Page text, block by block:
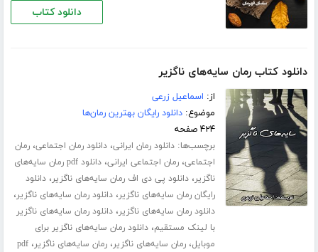
دانلود کتاب
دانلود کتاب رمان سایه‌های ناگزیر
از: اسماعیل زرعی
موضوع:دانلود رایگان بهترین رمان‌ها
۴۲۴ صفحه
برچسب‌ها:دانلود رمان ایرانی،دانلود رمان اجتماعی،رمان
اجتماعی،رمان اجتماعی ایرانی،
دانلود pdf رمان سایه‌های
ناگزیر،دانلود پی دی اف رمان سایه‌های ناگزیر،دانلود
رایگان رمان سایه‌های ناگزیر،دانلود رمان سایه‌های ناگزیر،
دانلود رمان سایه‌های ناگزیر،دانلود رمان سایه‌های ناگزیر
با لینک مستقیم،دانلود رمان سایه‌های ناگزیر برای
موبایل،رمان سایه‌های ناگزیر،رمان سایه‌های ناگزیر،pdf